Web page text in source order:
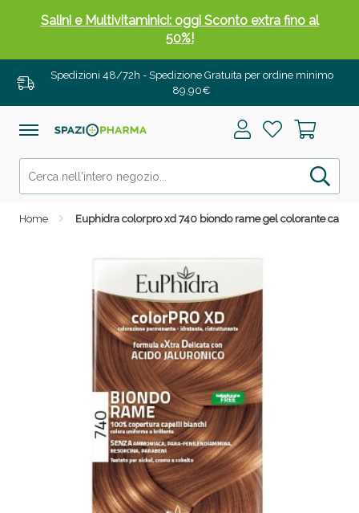
Spedizioni 48/72h - Spedizione Gratuita per ordine minimo
89,90€
Home Euphidra colorpro xd 740 biondo rame gel colorante
Salini e Multivitaminici: oggi Sconto extra fino al
50%!
Anticellulite e Fanghi: Sconto fino al 40% valido
oggi!